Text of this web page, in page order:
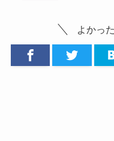
よかっ